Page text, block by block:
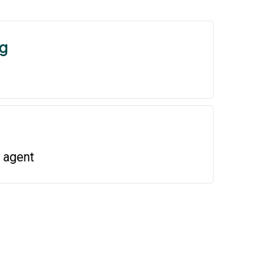
agent